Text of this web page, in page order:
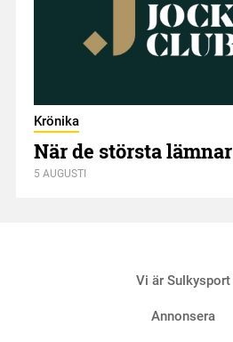
Krönika
När de största lämnar
5 AUGUSTI
Vi är Sulkysport
Annonsera